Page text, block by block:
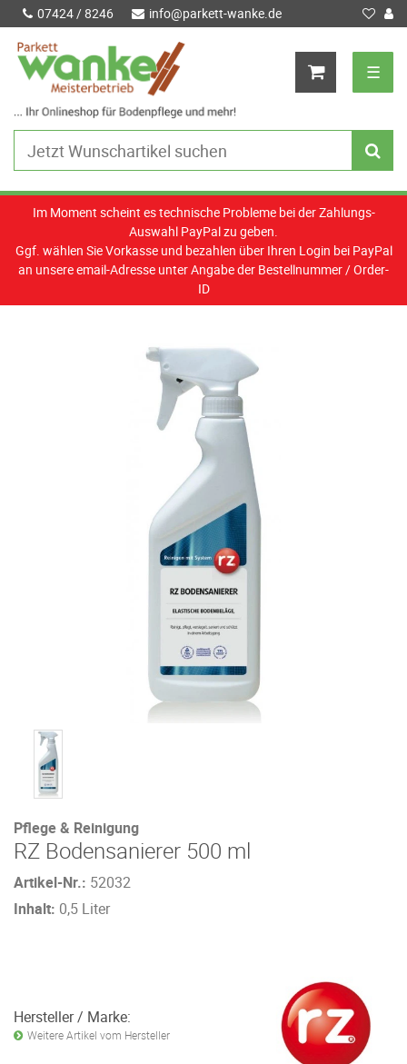
07424 / 8246 info@parkett-wanke.de
☰
Im Moment scheint es technische Probleme bei der Zahlungs-
Auswahl PayPal zu geben.
Ggf. wählen Sie Vorkasse und bezahlen über Ihren Login bei PayPal
an unsere email-Adresse unter Angabe der Bestellnummer / Order-
ID
Pflege & Reinigung
RZ Bodensanierer 500 ml
Artikel-Nr.: 52032
Inhalt: 0,5 Liter
Hersteller / Marke:
Weitere Artikel vom Hersteller